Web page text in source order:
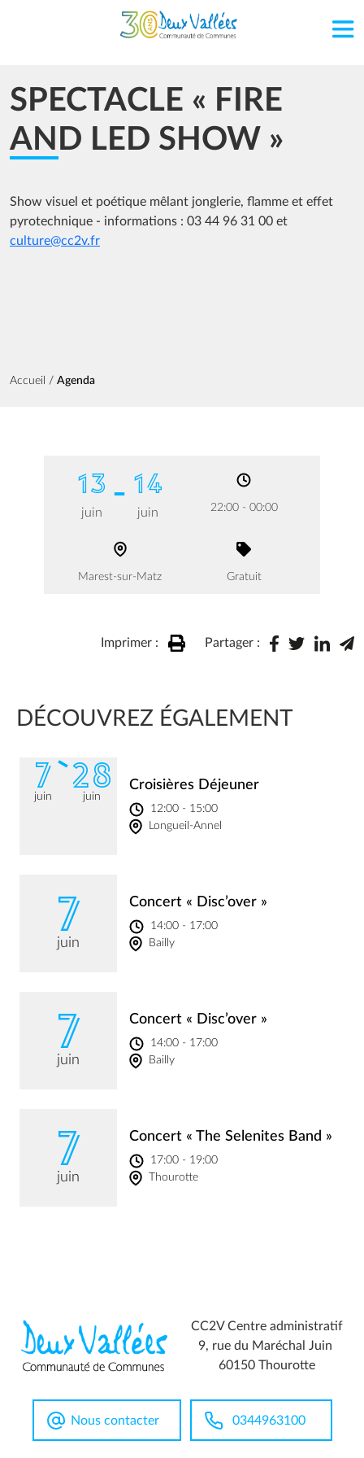
Aller au contenu principal
SPECTACLE « FIRE
AND LED SHOW »
Show visuel et poétique mêlant jonglerie, flamme et effet
pyrotechnique - informations : 03 44 96 31 00 et
culture@cc2v.fr
Fil d'Ariane
Accueil Agenda
13
juin
14
juin 22:00 - 00:00
Marest-sur-Matz Gratuit
Imprimer : Partager :
DÉCOUVREZ ÉGALEMENT
7
juin
28
juin
Croisières Déjeuner
12:00 - 15:00
Longueil-Annel
7
juin
Concert « Disc’over »
14:00 - 17:00
Bailly
7
juin
Concert « Disc’over »
14:00 - 17:00
Bailly
7
juin
Concert « The Selenites Band »
17:00 - 19:00
Thourotte
CC2V Centre administratif
9, rue du Maréchal Juin
60150 Thourotte
Nous contacter 0344963100